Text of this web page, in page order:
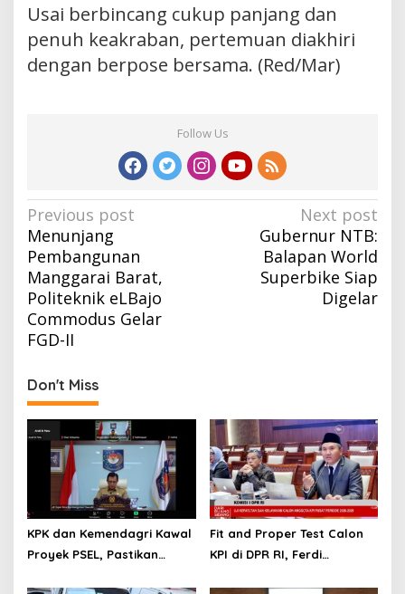
Usai berbincang cukup panjang dan
penuh keakraban, pertemuan diakhiri
dengan berpose bersama. (Red/Mar)
Follow Us
Post
navigation
Previous post
Menunjang
Pembangunan
Manggarai Barat,
Politeknik eLBajo
Commodus Gelar
FGD-II
Next post
Gubernur NTB:
Balapan World
Superbike Siap
Digelar
Don't Miss
KPK dan Kemendagri Kawal
Proyek PSEL, Pastikan
Fit and Proper Test Calon
KPI di DPR RI, Ferdi